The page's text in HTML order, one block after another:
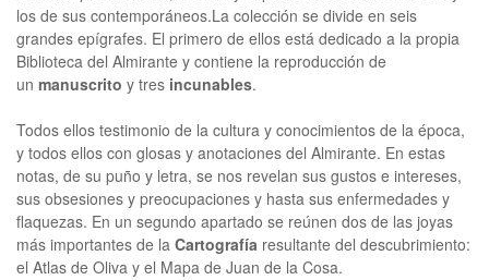
los de sus contemporáneos.La colección se divide en seis
grandes epígrafes. El primero de ellos está dedicado a la propia
Biblioteca del Almirante y contiene la reproducción de
un manuscrito y tres incunables.
Todos ellos testimonio de la cultura y conocimientos de la época,
y todos ellos con glosas y anotaciones del Almirante. En estas
notas, de su puño y letra, se nos revelan sus gustos e intereses,
sus obsesiones y preocupaciones y hasta sus enfermedades y
flaquezas. En un segundo apartado se reúnen dos de las joyas
más importantes de la Cartografía resultante del descubrimiento:
el Atlas de Oliva y el Mapa de Juan de la Cosa.